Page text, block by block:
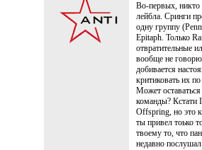
Во-первых, никто
лейбла. Сринги
одну группу
Epitaph. Только
отвратительные
вообще не
добивается
критиковать их
Может
команды? Кстати
Offspring, но это
ты привел тоько
твоему то, что
недавно